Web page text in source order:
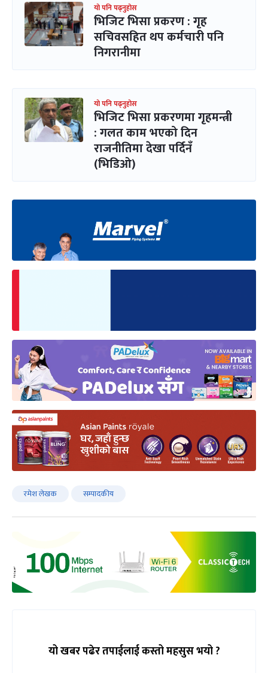
यो पनि पढ्नुहोस
भिजिट भिसा प्रकरण : गृह
सचिवसहित थप कर्मचारी पनि
निगरानीमा
यो पनि पढ्नुहोस
भिजिट भिसा प्रकरणमा गृहमन्त्री
: गलत काम भएको दिन
राजनीतिमा देखा पर्दिनँ
(भिडिओ)
रमेश लेखक सम्पादकीय
यो खबर पढेर तपाईलाई कस्तो महसुस भयो ?